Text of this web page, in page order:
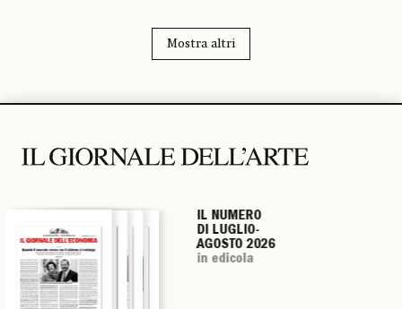
Mostra altri
IL NUMERO
DI LUGLIO-
AGOSTO 2026
in edicola
IL NUMERO
DI LUGLIO-
AGOSTO 2026
in edicola
IL NUMERO
DI LUGLIO-
AGOSTO 2026
in edicola
IL NUMERO
DI LUGLIO-
AGOSTO 2026
in edicola